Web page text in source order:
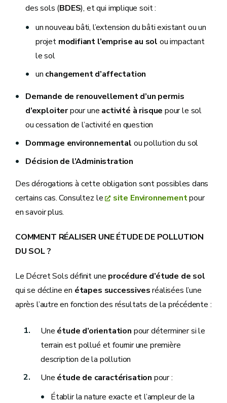
des sols (BDES), et qui implique soit :
un nouveau bâti, l’extension du bâti existant ou un
projet modifiant l’emprise au sol ou impactant
le sol
un changement d’affectation
Demande de renouvellement d’un permis
d’exploiterpour une activité à risque pour le sol
ou cessation de l’activité en question
Dommage environnemental ou pollution du sol
Décision de l’Administration
Des dérogations à cette obligation sont possibles dans
certains cas. Consultez le
site Environnementpour
en savoir plus.
COMMENT RÉALISER UNE ÉTUDE DE POLLUTION
DU SOL ?
Le Décret Sols définit une procédure d’étude de sol
qui se décline en étapes successivesréalisées l’une
après l’autre en fonction des résultats de la précédente :
Une étude d’orientation pour déterminer si le
terrain est pollué et fournir une première
description de la pollution
Une étude de caractérisation pour :
Établir la nature exacte et l’ampleur de la